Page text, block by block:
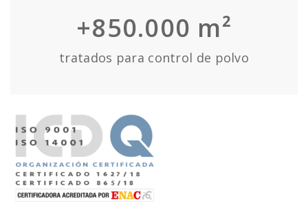
+850.000 m²
tratados para control de polvo